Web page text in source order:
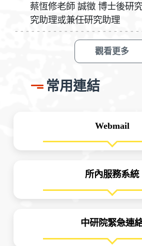
蔡恆修老師 誠徵 博士後研
究助理或兼任研究助理
觀看更多
常用連結
Webmail
所內服務系統
中研院緊急連